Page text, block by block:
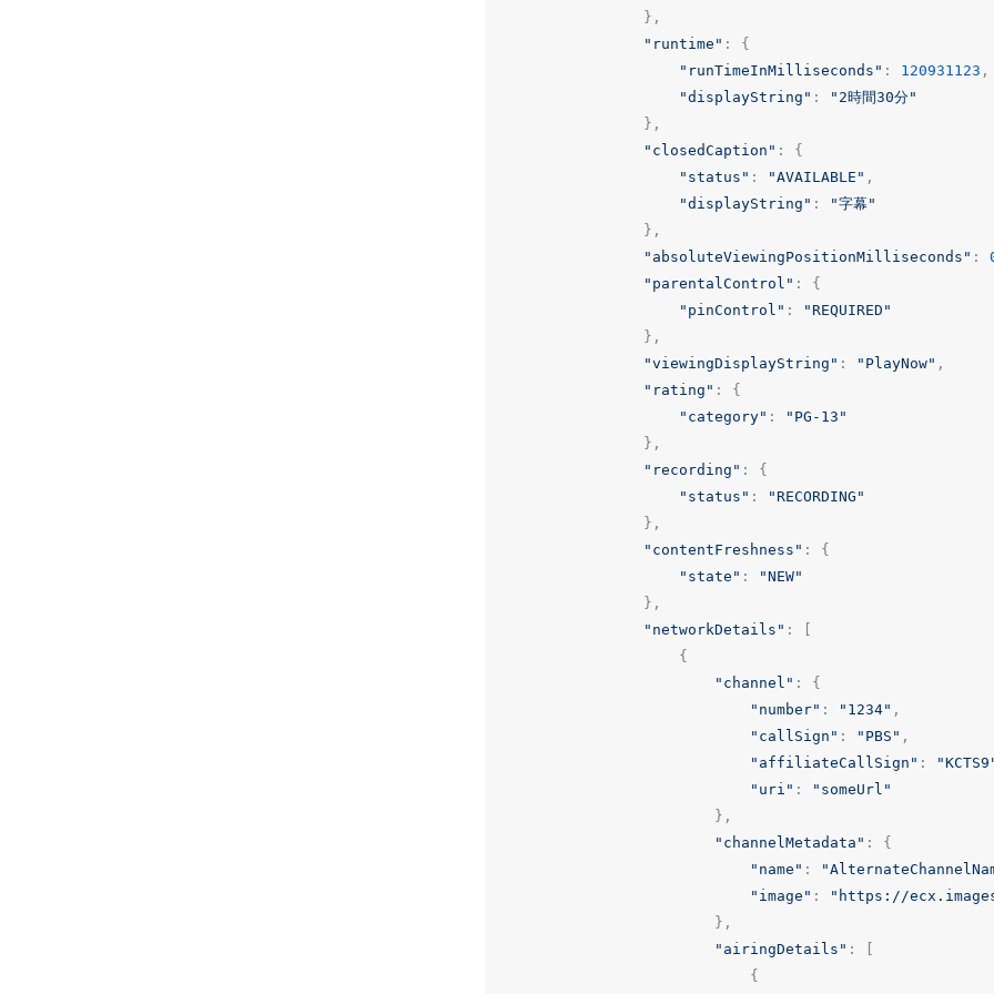
},
"runtime" :
{
"runTimeInMilliseconds" : 120931123 ,
"displayString" :
"2時間30分"
},
"closedCaption" :
{
"status" : "AVAILABLE" ,
"displayString" :
"字幕"
},
"absoluteViewingPositionMilliseconds" :
"parentalControl" :
{
"pinControl" :
"REQUIRED"
},
"viewingDisplayString" : "PlayNow" ,
"rating" :
{
"category" :
"PG-13"
},
"recording" :
{
"status" :
"RECORDING"
},
"contentFreshness" :
{
"state" :
"NEW"
},
"networkDetails" :
{
"channel" :
{
"number" : "1234" ,
"callSign" : "PBS" ,
"affiliateCallSign" :
"uri" :
"someUrl"
},
"channelMetadata" :
{
"name" :
"image" :
"https://
},
"airingDetails" :
{